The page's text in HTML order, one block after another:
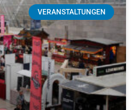
VERANSTALTUNGEN